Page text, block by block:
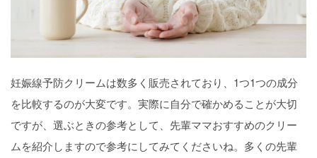
妊娠線予防クリームは数多く販売されており、1つ1つの成分
を比較するのが大変です。実際に自分で確かめることが大切
ですが、選ぶときの参考として、先輩ママおすすめのクリー
ムを紹介しますので参考にしてみてくださいね。多くの先輩